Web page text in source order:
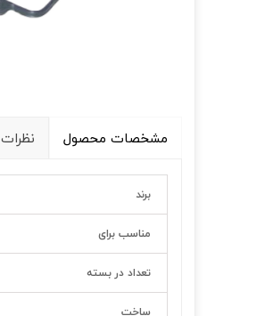
مشخصات محصول نظرات
برند
مناسب برای
تعداد در بسته
ساخت